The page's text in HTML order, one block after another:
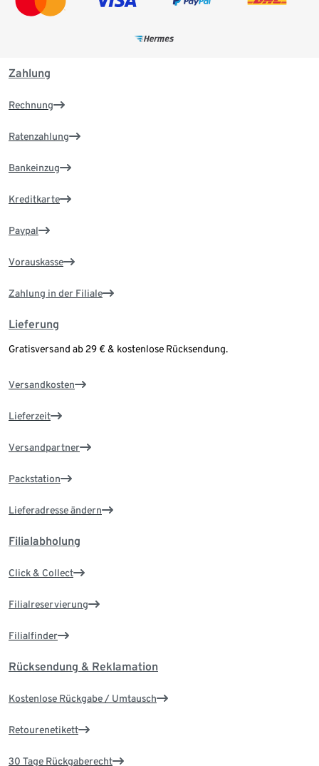
Zahlung
Rechnung
Ratenzahlung
Bankeinzug
Kreditkarte
Paypal
Vorauskasse
Zahlung in der Filiale
Lieferung
Gratisversand ab 29 € & kostenlose Rücksendung.
Versandkosten
Lieferzeit
Versandpartner
Packstation
Lieferadresse ändern
Filialabholung
Click & Collect
Filialreservierung
Filialfinder
Rücksendung & Reklamation
Kostenlose Rückgabe / Umtausch
Retourenetikett
30 Tage Rückgaberecht